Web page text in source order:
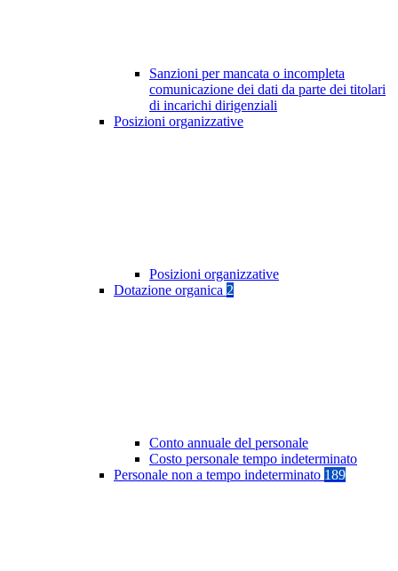
Sanzioni per mancata o incompleta
comunicazione dei dati da parte dei titolari
di incarichi dirigenziali
Posizioni organizzative
Posizioni organizzative
Dotazione organica 2
Conto annuale del personale
Costo personale tempo indeterminato
Personale non a tempo indeterminato 189